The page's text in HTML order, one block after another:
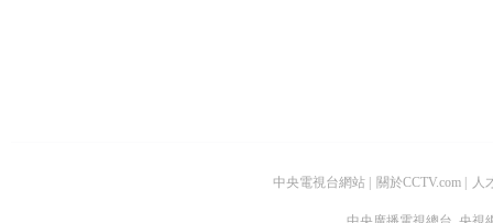
中央電視台網站 關於CCTV.com 人